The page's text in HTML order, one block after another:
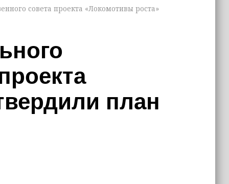
совета проекта «Локомотивы роста»
план